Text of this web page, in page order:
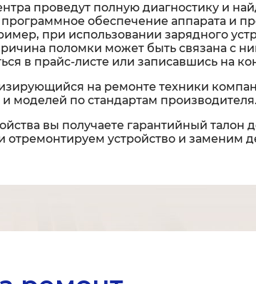
проведут полную диагностику и
обеспечение аппарата и
при использовании зарядного
поломки может быть связана с
в прайс-листе или записавшись на
на ремонте техники
моделей по стандартам производителя.
вы получаете гарантийный талон
устройство и заменим